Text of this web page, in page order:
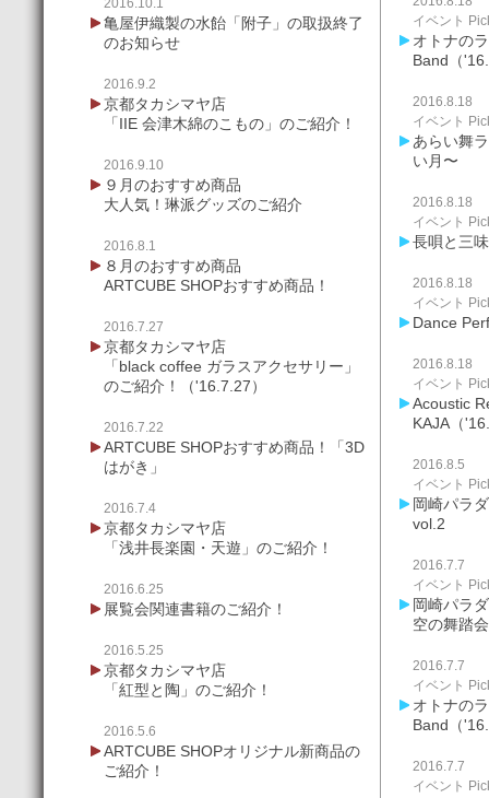
2016.10.1
亀屋伊織製の水飴「附子」の取扱終了
のお知らせ
2016.9.2
京都タカシマヤ店
「IIE 会津木綿のこもの」のご紹介！
2016.9.10
９月のおすすめ商品
大人気！琳派グッズのご紹介
2016.8.1
８月のおすすめ商品
ARTCUBE SHOPおすすめ商品！
2016.7.27
京都タカシマヤ店
「black coffee ガラスアクセサリー」
のご紹介！（'16.7.27）
2016.7.22
ARTCUBE SHOPおすすめ商品！「3D
はがき」
2016.7.4
京都タカシマヤ店
「浅井長楽園・天遊」のご紹介！
2016.6.25
展覧会関連書籍のご紹介！
2016.5.25
京都タカシマヤ店
「紅型と陶」のご紹介！
2016.5.6
ARTCUBE SHOPオリジナル新商品の
ご紹介！
イベント
オトナの
Band（
2016.8.18
イベント
あらい舞
い月〜
2016.8.18
イベント
長唄と三
2016.8.18
イベント
Dance
2016.8.18
イベント
Acoustic
KAJA（
2016.8.5
イベント
岡崎パラ
vol.2
2016.7.7
イベント
岡崎パラ
空の舞踏会
2016.7.7
イベント
オトナの
Band（
2016.7.7
イベント